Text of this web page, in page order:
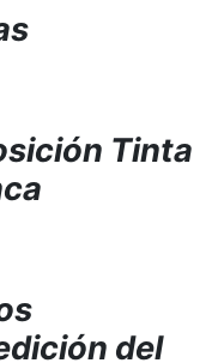
Tinta
del